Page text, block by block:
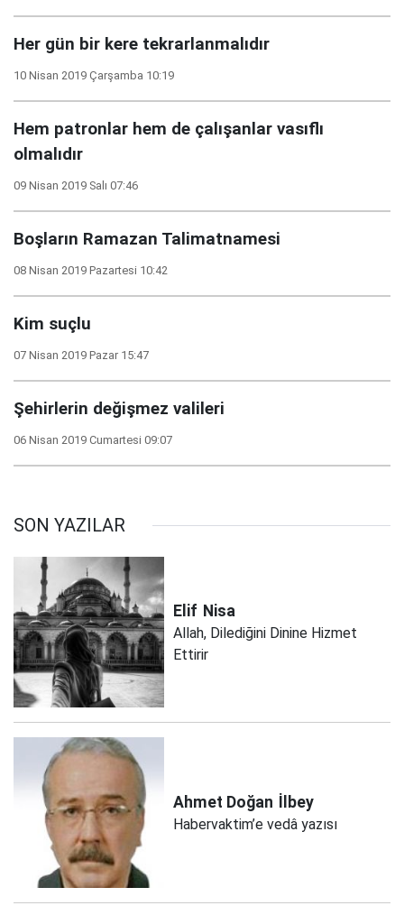
Her gün bir kere tekrarlanmalıdır
10 Nisan 2019 Çarşamba 10:19
Hem patronlar hem de çalışanlar vasıflı
olmalıdır
09 Nisan 2019 Salı 07:46
Boşların Ramazan Talimatnamesi
08 Nisan 2019 Pazartesi 10:42
Kim suçlu
07 Nisan 2019 Pazar 15:47
Şehirlerin değişmez valileri
06 Nisan 2019 Cumartesi 09:07
SON YAZILAR
Elif Nisa
Allah, Dilediğini Dinine Hizmet
Ettirir
Ahmet Doğan İlbey
Habervaktim’e vedâ yazısı